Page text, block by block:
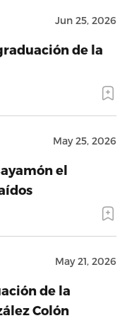
Jun 25, 2026
de la
May 25, 2026
el
May 21, 2026
de la
Colón